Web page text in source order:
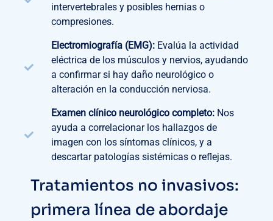
intervertebrales y posibles hernias o
compresiones.
Electromiografía (EMG):Evalúa la actividad
eléctrica de los músculos y nervios, ayudando
a confirmar si hay daño neurológico o
alteración en la conducción nerviosa.
Examen clínico neurológico completo:Nos
ayuda a correlacionar los hallazgos de
imagen con los síntomas clínicos, y a
descartar patologías sistémicas o reflejas.
Tratamientos no invasivos:
primera línea de abordaje